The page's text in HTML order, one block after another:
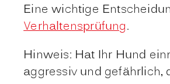
Eine wichtige
Verhaltensprüfung.
Hinweis: Hat Ihr Hund
aggressiv und